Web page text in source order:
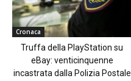
Cronaca
Truffa della PlayStation su
eBay: venticinquenne
incastrata dalla Polizia Postale